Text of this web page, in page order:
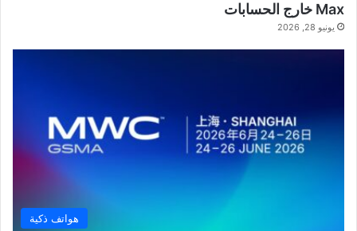
Max خارج الحسابات
يونيو 28, 2026
هواتف ذكية